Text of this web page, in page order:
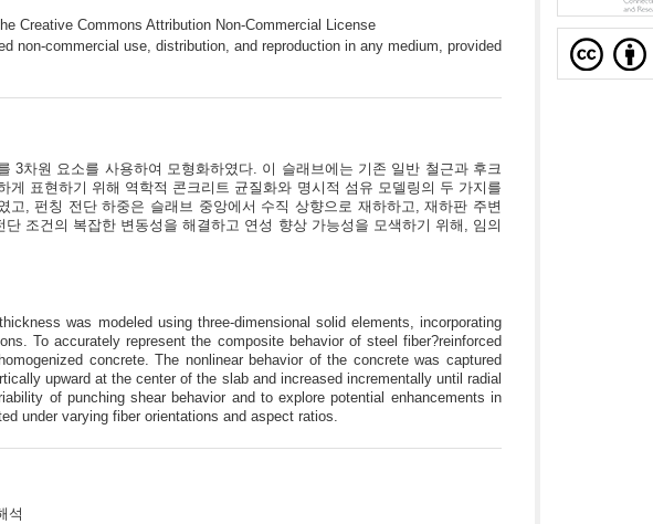
Creative Commons Attribution Non-Commercial License
non-commercial use, distribution, and reproduction in any medium, provided
차원 요소를 사용하여 모형화하였다. 이 슬래브에는 기존 일반 철근과 후크
표현하기 위해 역학적 콘크리트 균질화와 명시적 섬유 모델링의 두 가지를
, 펀칭 전단 하중은 슬래브 중앙에서 수직 상향으로 재하하고, 재하판 주변
조건의 복잡한 변동성을 해결하고 연성 향상 가능성을 모색하기 위해, 임의
was modeled using three-dimensional solid elements, incorporating
To accurately represent the composite behavior of steel fiber?reinforced
concrete. The nonlinear behavior of the concrete was captured
upward at the center of the slab and increased incrementally until radial
of punching shear behavior and to explore potential enhancements in
under varying fiber orientations and aspect ratios.
석